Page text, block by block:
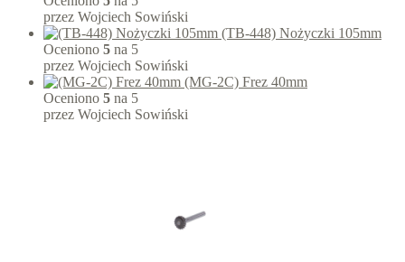
przez Wojciech Sowiński
(TB-448) Nożyczki 105mm
Oceniono 5 na 5
przez Wojciech Sowiński
(MG-2C) Frez 40mm
Oceniono 5 na 5
przez Wojciech Sowiński